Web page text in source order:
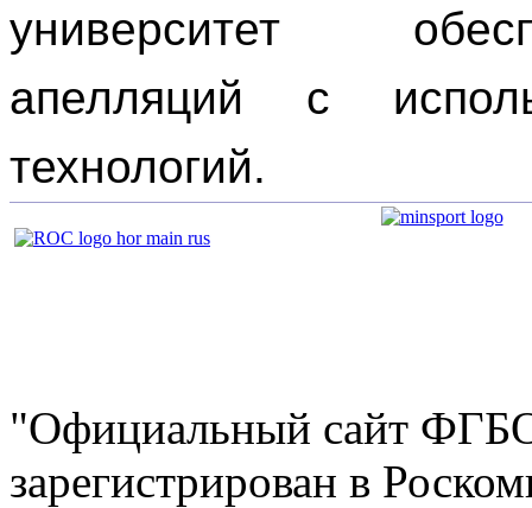
университет
апелляций с
технологий.
"Официальный сайт
зарегистрирован в